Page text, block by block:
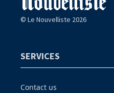
© Le Nouvelliste 2026
SERVICES
Contact us